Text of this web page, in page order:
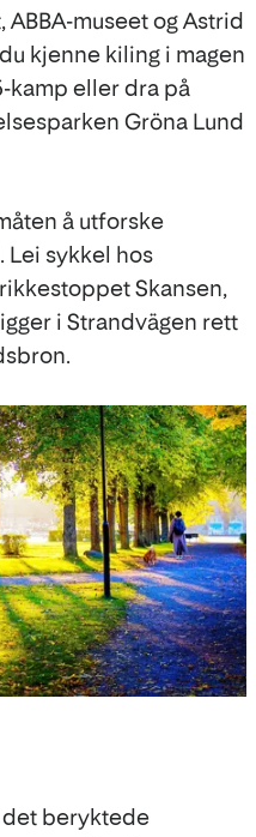
museet og Astrid
kjenne kiling i magen
kamp eller dra på
Gröna Lund
å utforske
Lei sykkel hos
Skansen,
i Strandvägen rett
det beryktede